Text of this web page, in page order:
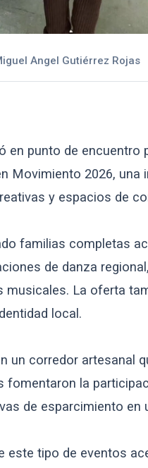
Angel Gutiérrez Rojas
en punto de encuentro
Movimiento 2026, una
y espacios de
familias completas
de danza
La oferta
local.
un corredor artesanal
fomentaron la
de esparcimiento en
este tipo de eventos